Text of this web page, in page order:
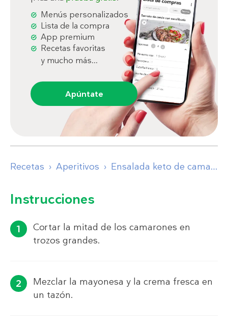
Menús personalizados
Lista de la compra
App premium
Recetas favoritas
y mucho más...
Apúntate
Recetas Aperitivos Ensalada keto de camarones con eneldo
Instrucciones
Cortar la mitad de los camarones en
trozos grandes.
Mezclar la mayonesa y la crema fresca en
un tazón.